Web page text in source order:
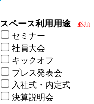
スペース利用用途 必須
セミナー
社員大会
キックオフ
プレス発表会
入社式・内定式
決算説明会